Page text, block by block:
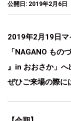
公開日: 2019年2月6日
2019年2月19日マ
「NAGANO もの
』in おおさか」へ
ぜひご来場の際に